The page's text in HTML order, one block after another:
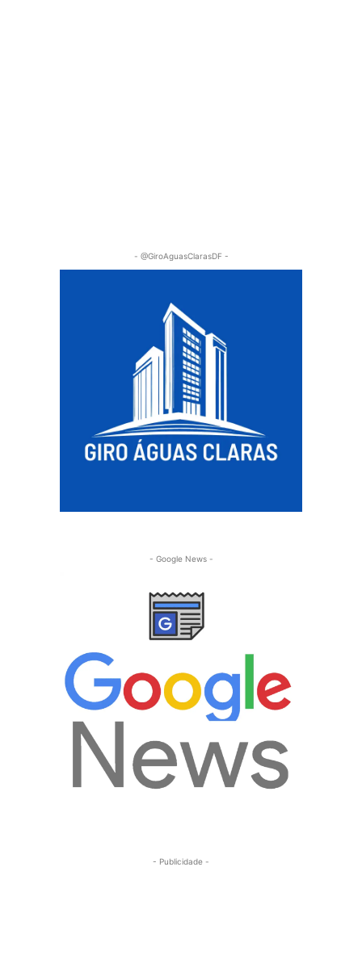
- @GiroAguasClarasDF -
- Google News -
- Publicidade -